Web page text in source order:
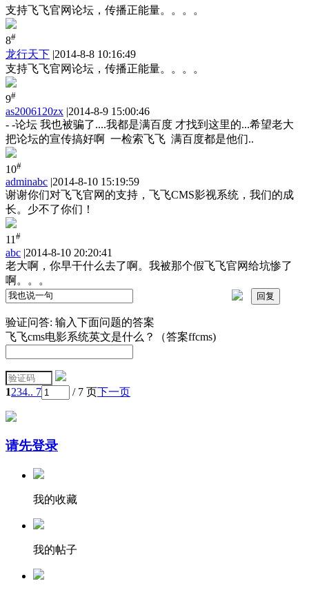
支持飞飞官网论坛，传播正能量。。。。
8#
龙行天下 |2014-8-8 10:16:49
支持飞飞官网论坛，传播正能量。。。。
9#
as2006120zx |2014-8-9 15:00:46
- -论坛 我也被骗了....我都是满百度 才找到这里的...希望老大
把论坛的宣传搞好啊 一检索飞飞 满百度都是他们..
10#
adminabc |2014-8-10 15:19:59
谢谢你们对飞飞官网的支持，飞飞CMS影视系统，我们的成
长。少不了你们！
11#
abc |2014-8-10 20:20:41
老大啊，你早干什么去了啊。我被那个假飞飞官网给坑惨了
啊。。。
验证问答: 输入下面问题的答案
飞飞cms电影系统英文是什么？（答案ffcms)
1234.. 7 / 7 页下一页
请先登录
我的收藏
我的帖子